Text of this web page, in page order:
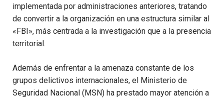
implementada por administraciones anteriores, tratando
de convertir a la organización en una estructura similar al
«FBI», más centrada a la investigación que a la presencia
territorial.
Además de enfrentar a la amenaza constante de los
grupos delictivos internacionales, el Ministerio de
Seguridad Nacional (MSN) ha prestado mayor atención a